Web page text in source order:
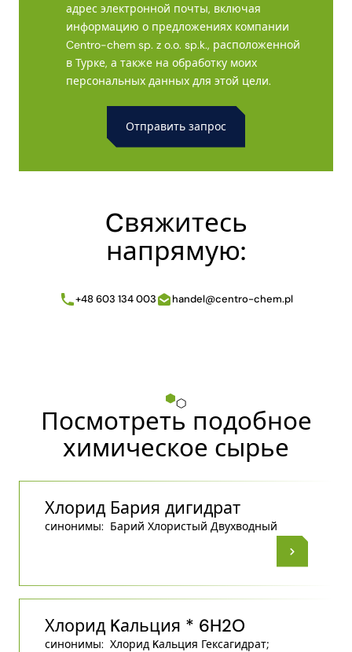
адрес электронной почты, включая
информацию о предложениях компании
Centro-chem sp. z o.o. sp.k., расположенной
в Турке, а также на обработку моих
персональных данных для этой цели.
Cвяжитесь
напрямую:
+48 603 134 003 handel@centro-chem.pl
Посмотреть подобное
химическое сырье
Хлорид Бария дигидрат
синонимы: Барий Хлористый Двухводный
Хлорид Kальция * 6H2O
синонимы: Хлорид Kальция Гексагидрат;